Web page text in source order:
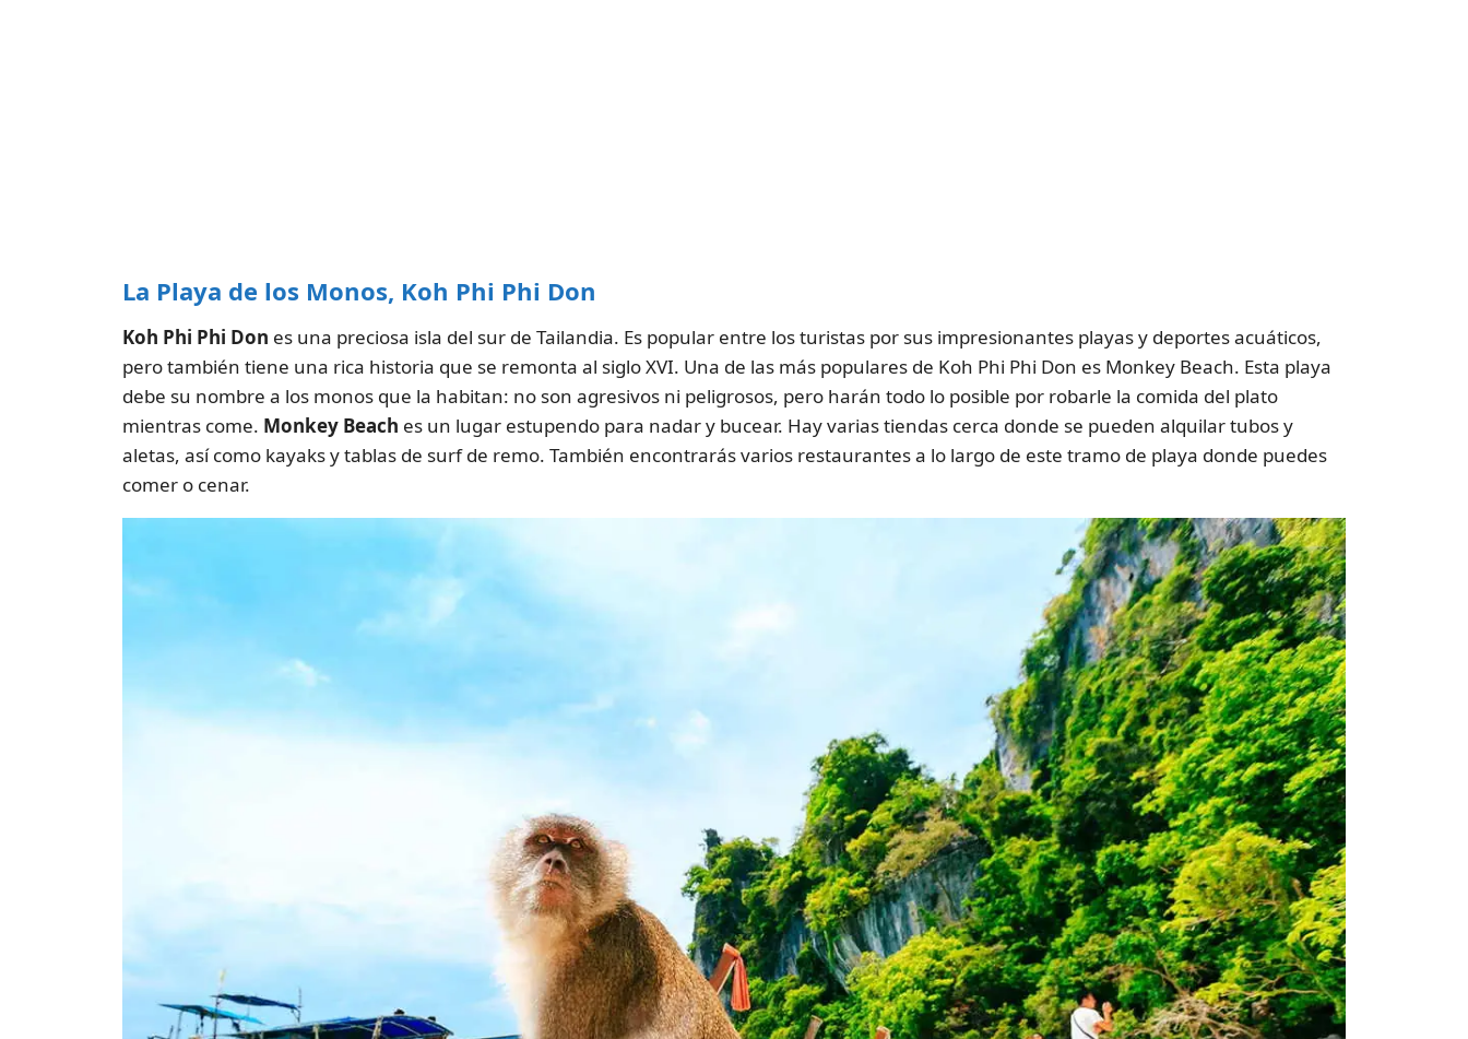
La Playa de los Monos, Koh Phi Phi Don
Koh Phi Phi Don es una preciosa isla del sur de Tailandia. Es popular entre los turistas por sus impresionantes playas y deportes acuáticos,
pero también tiene una rica historia que se remonta al siglo XVI. Una de las más populares de Koh Phi Phi Don es Monkey Beach. Esta playa
debe su nombre a los monos que la habitan: no son agresivos ni peligrosos, pero harán todo lo posible por robarle la comida del plato
mientras come. Monkey Beach es un lugar estupendo para nadar y bucear. Hay varias tiendas cerca donde se pueden alquilar tubos y
aletas, así como kayaks y tablas de surf de remo. También encontrarás varios restaurantes a lo largo de este tramo de playa donde puedes
comer o cenar.